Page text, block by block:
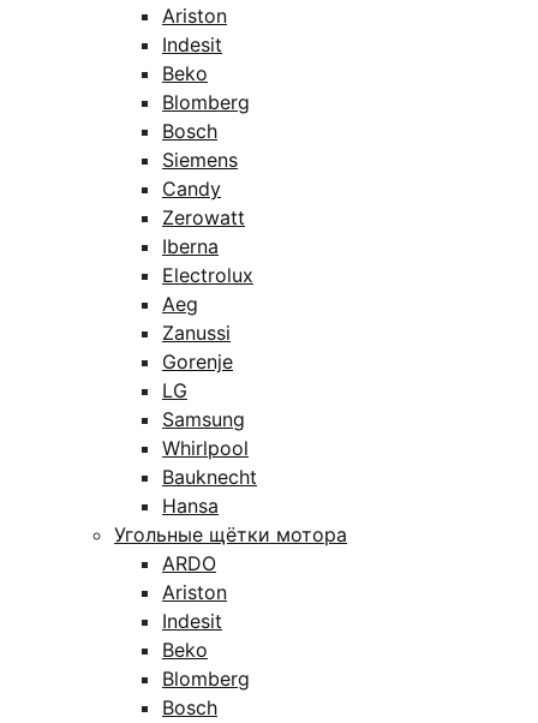
Ariston
Indesit
Beko
Blomberg
Bosch
Siemens
Candy
Zerowatt
Iberna
Electrolux
Aeg
Zanussi
Gorenje
LG
Samsung
Whirlpool
Bauknecht
Hansa
Угольные щётки мотора
ARDO
Ariston
Indesit
Beko
Blomberg
Bosch